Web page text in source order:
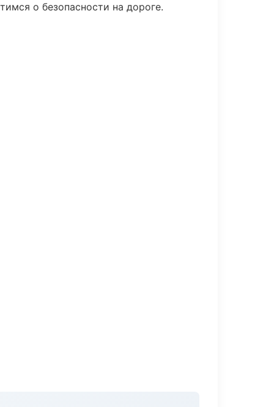
о безопасности на дороге.